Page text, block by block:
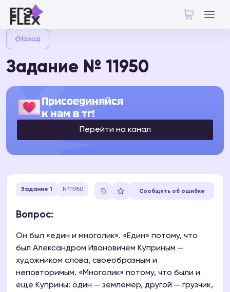
Назад
Задание № 11950
Присоединяйся
к нам в тг!
Перейти на канал
Задание 1 №11950 Сообщить об ошибке
Вопрос:
Он был «един и многолик». «Един» потому, что
был Александром Ивановичем Куприным —
художником слова, своеобразным и
неповторимым. «Многолик» потому, что были и
еще Куприны: один — землемер, другой — грузчик,